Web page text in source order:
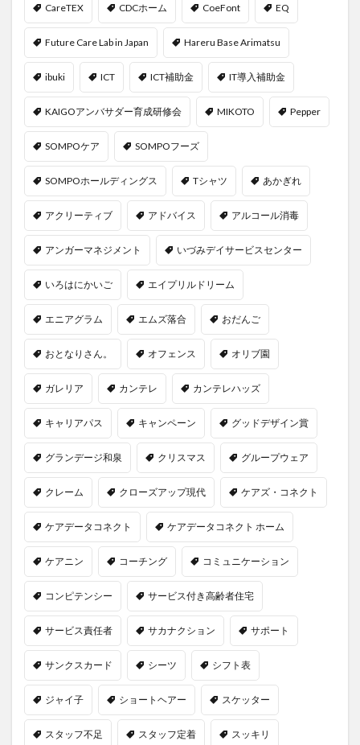
CareTEX CDCホーム CoeFont EQ
Future Care Lab in Japan Hareru Base Arimatsu
ibuki ICT ICT補助金 IT導入補助金
KAIGOアンバサダー育成研修会 MIKOTO Pepper
SOMPOケア SOMPOフーズ
SOMPOホールディングス Tシャツ あかぎれ
アクリーティブ アドバイス アルコール消毒
アンガーマネジメント いづみデイサービスセンター
いろはにかいご エイプリルドリーム
エニアグラム エムズ落合 おだんご
おとなりさん。 オフェンス オリブ園
ガレリア カンテレ カンテレハッズ
キャリアパス キャンペーン グッドデザイン賞
グランデージ和泉 クリスマス グループウェア
クレーム クローズアップ現代 ケアズ・コネクト
ケアデータコネクト ケアデータコネクト ホーム
ケアニン コーチング コミュニケーション
コンピテンシー サービス付き高齢者住宅
サービス責任者 サカナクション サポート
サンクスカード シーツ シフト表
ジャイ子 ショートヘアー スケッター
スタッフ不足 スタッフ定着 スッキリ